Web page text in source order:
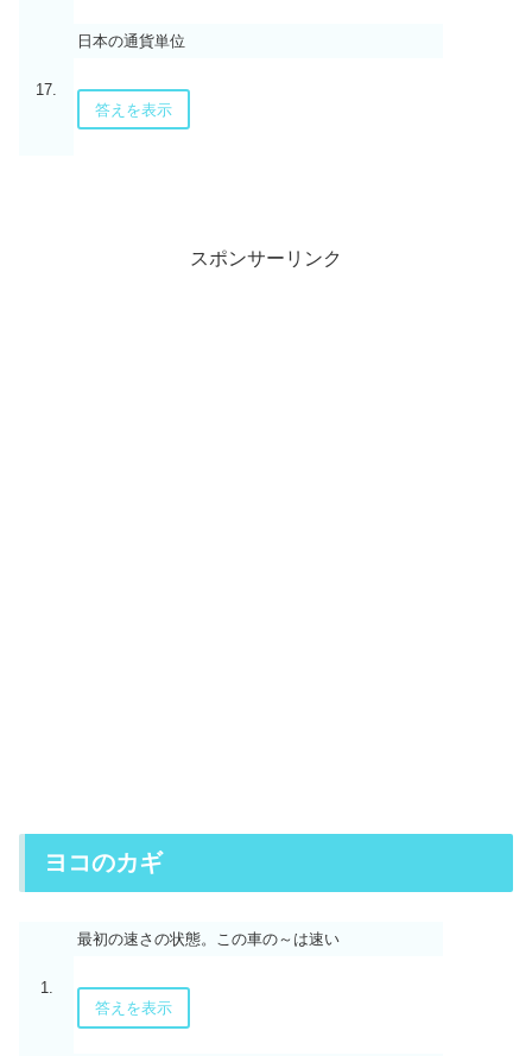
17.
日本の通貨単位
答えを表示
スポンサーリンク
ヨコのカギ
1.
最初の速さの状態。この車の～は速い
答えを表示